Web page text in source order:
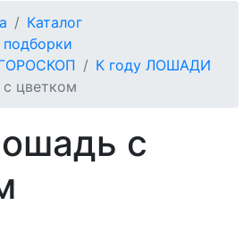
Каталог
К году ЛОШАДИ
цветком
с